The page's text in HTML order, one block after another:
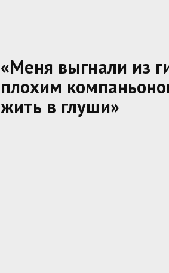
«Меня выгнали из
плохим
жить в глуши»